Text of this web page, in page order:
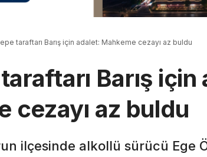
taraftarı Barış için adalet: Mahkeme cezayı az buldu
Barış için
cezayı az buldu
ilçesinde alkollü sürücü Ege